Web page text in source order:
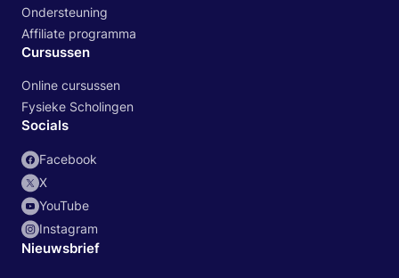
Ondersteuning
Affiliate programma
Cursussen
Online cursussen
Fysieke Scholingen
Socials
Facebook
X
YouTube
Instagram
Nieuwsbrief